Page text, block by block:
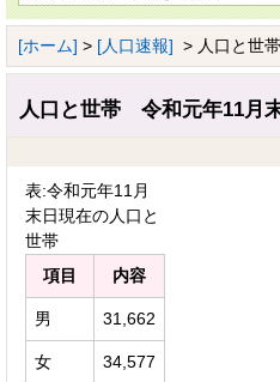
[ホーム] > [人口速報] > 人口と世
人口と世帯 令和元年11月
表:令和元年11月
末日現在の人口と
世帯
項目
内容
男 31,662
女 34,577